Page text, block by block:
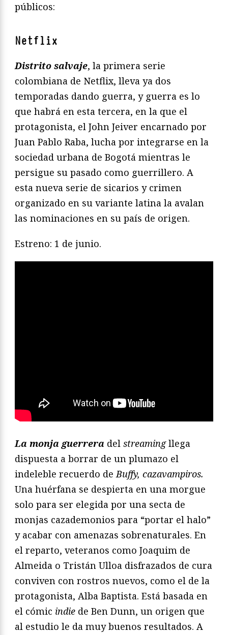
públicos:
Netflix
Distrito salvaje, la primera serie
colombiana de Netflix, lleva ya dos
temporadas dando guerra, y guerra es lo
que habrá en esta tercera, en la que el
protagonista, el John Jeiver encarnado por
Juan Pablo Raba, lucha por integrarse en la
sociedad urbana de Bogotá mientras le
persigue su pasado como guerrillero. A
esta nueva serie de sicarios y crimen
organizado en su variante latina la avalan
las nominaciones en su país de origen.
Estreno: 1 de junio.
La monja guerrera del streamingllega
dispuesta a borrar de un plumazo el
indeleble recuerdo deBuffy, cazavampiros.
Una huérfana se despierta en una morgue
solo para ser elegida por una secta de
monjas cazademonios para “portar el halo”
y acabar con amenazas sobrenaturales. En
el reparto, veteranos como Joaquim de
Almeida o Tristán Ulloa disfrazados de cura
conviven con rostros nuevos, como el de la
protagonista, Alba Baptista. Está basada en
el cómic indie de Ben Dunn, un origen que
al estudio le da muy buenos resultados. A